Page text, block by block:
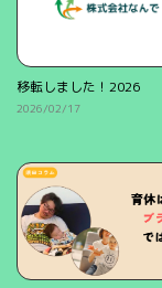
移転しました！2026
2026/02/17